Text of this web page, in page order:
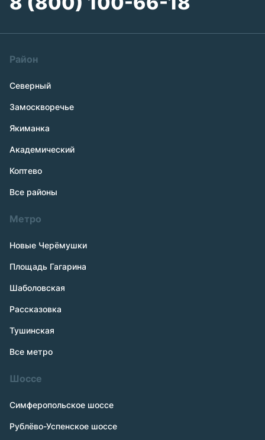
Район
Северный
Замоскворечье
Якиманка
Академический
Коптево
Все районы
Метро
Новые Черёмушки
Площадь Гагарина
Шаболовская
Рассказовка
Тушинская
Все метро
Шоссе
Симферопольское шоссе
Рублёво-Успенское шоссе